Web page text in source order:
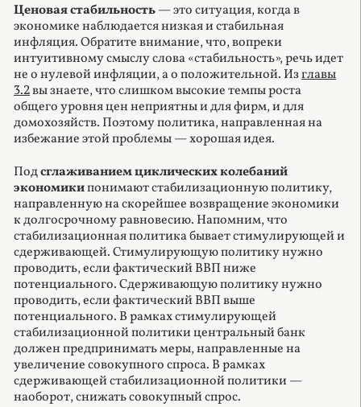
Ценовая стабильность— это ситуация, когда в
экономике наблюдается низкая и стабильная
инфляция. Обратите внимание, что, вопреки
интуитивному смыслу слова «стабильность», речь идет
не о нулевой инфляции, а о положительной. Изглавы
3.2вы знаете, что слишком высокие темпы роста
общего уровня цен неприятны и для фирм, и для
домохозяйств. Поэтому политика, направленная на
избежание этой проблемы — хорошая идея.
Подсглаживанием циклических колебаний
экономикипонимают стабилизационную политику,
направленную на скорейшее возвращение экономики
к долгосрочному равновесию. Напомним, что
стабилизационная политика бывает стимулирующей и
сдерживающей. Стимулирующую политику нужно
проводить, если фактический ВВП ниже
потенциального. Сдерживающую политику нужно
проводить, если фактический ВВП выше
потенциального. В рамках стимулирующей
стабилизационной политики центральный банк
должен предпринимать меры, направленные на
увеличение совокупного спроса. В рамках
сдерживающей стабилизационной политики —
наоборот, снижать совокупный спрос.